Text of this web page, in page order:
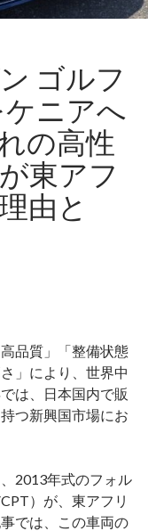
ゴルフ
ケニアへ
の高性
東アフ
由と
品質」「整備状態
」により、世界中
は、日本国内で販
つ新興国市場にお
2013年式のフォル
）が、東アフリ
では、この車両の